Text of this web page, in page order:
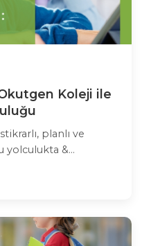
Koleji ile
planlı ve
yolculukta &...